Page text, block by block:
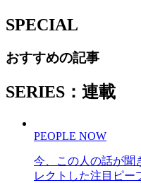
SPECIAL
おすすめの記事
SERIES：連載
PEOPLE NOW
今、この人の話が聞
レクトした注目ピー